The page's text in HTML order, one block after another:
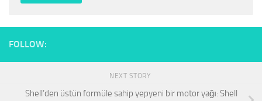
FOLLOW:
NEXT STORY
Shell’den üstün formüle sahip yepyeni bir motor yağı: Shell